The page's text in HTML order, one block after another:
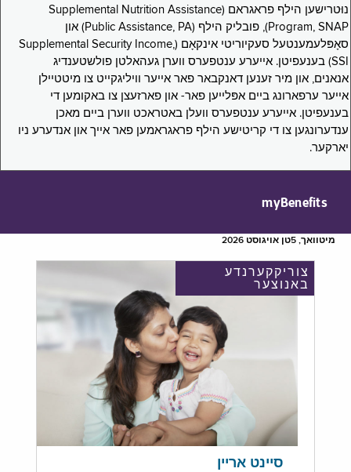
נוּטרישען הילף פראגראם (Supplemental Nutrition Assistance
Program, SNAP), פובליק הילף (Public Assistance, PA) און
סאָפּלעמענטעל סעקיוריטי אינקאָם (Supplemental Security Income,
SSI) בענעפיטן. אייערע ענטפערס ווערן געהאלטן פולשטענדיג
אנאנים, און מיר זענען דאנקבאר פאר אייער וויליגקייט צו מיטטיילן
אייער ערפארונג ביים אפּלייען פאר- און פארזעצן צו באקומען די
בענעפיטן. אייערע ענטפערס וועלן באטראכט ווערן ביים מאכן
ענדערונגען צו די קריטישע הילף פראגראמען פאר אייך און אנדערע ניו
יארקער.
myBenefits
מיטוואך, 5טן אויגוסט 2026
צוריקקערנדע
באנוצער
סיינט אריין